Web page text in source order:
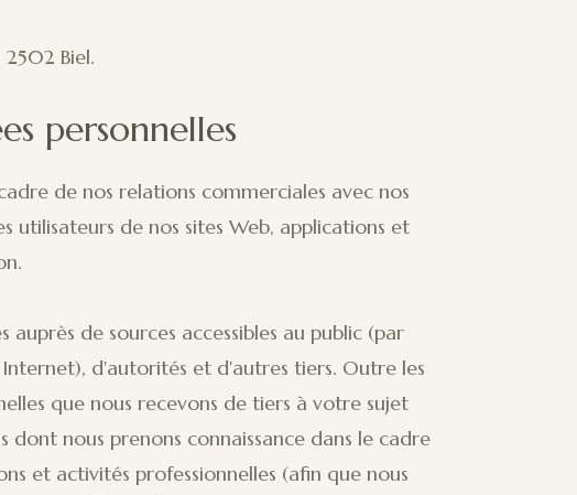
2502 Biel.
personnelles
de nos relations commerciales avec nos
utilisateurs de nos sites Web, applications et
de sources accessibles au public (par
d'autorités et d'autres tiers. Outre les
que nous recevons de tiers à votre sujet
nous prenons connaissance dans le cadre
et activités professionnelles (afin que nous